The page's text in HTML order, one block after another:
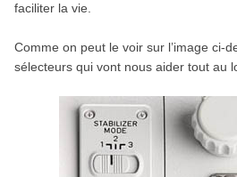
faciliter la vie.
Comme on peut le voir sur l’image ci-
sélecteurs qui vont nous aider tout au